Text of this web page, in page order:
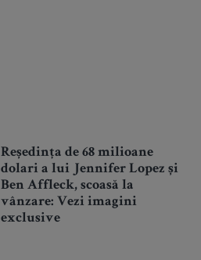
Reședința de 68 milioane
dolari a lui Jennifer Lopez și
Ben Affleck, scoasă la
vânzare: Vezi imagini
exclusive